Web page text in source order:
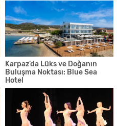
Karpaz’da Lüks ve Doğanın
Buluşma Noktası: Blue Sea
Hotel